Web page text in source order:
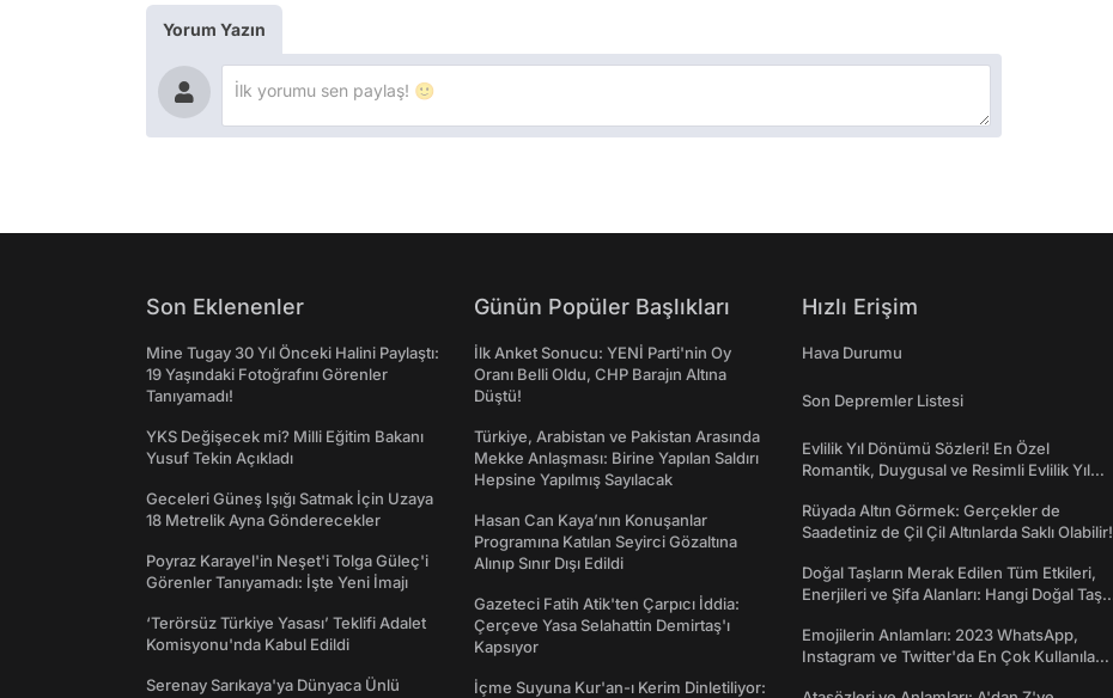
Yorum Yazın
Son Eklenenler
Mine Tugay 30 Yıl Önceki Halini Paylaştı:
19 Yaşındaki Fotoğrafını Görenler
Tanıyamadı!
YKS Değişecek mi? Milli Eğitim Bakanı
Yusuf Tekin Açıkladı
Geceleri Güneş Işığı Satmak İçin Uzaya
18 Metrelik Ayna Gönderecekler
Poyraz Karayel'in Neşet'i Tolga Güleç'i
Görenler Tanıyamadı: İşte Yeni İmajı
‘Terörsüz Türkiye Yasası’ Teklifi Adalet
Komisyonu'nda Kabul Edildi
Serenay Sarıkaya'ya Dünyaca Ünlü
Günün Popüler Başlıkları
İlk Anket Sonucu: YENİ Parti'nin Oy
Oranı Belli Oldu, CHP Barajın Altına
Düştü!
Türkiye, Arabistan ve Pakistan Arasında
Mekke Anlaşması: Birine Yapılan Saldırı
Hepsine Yapılmış Sayılacak
Hasan Can Kaya’nın Konuşanlar
Programına Katılan Seyirci Gözaltına
Alınıp Sınır Dışı Edildi
Gazeteci Fatih Atik'ten Çarpıcı İddia:
Çerçeve Yasa Selahattin Demirtaş'ı
Kapsıyor
İçme Suyuna Kur'an-ı Kerim Dinletiliyor:
Hızlı Erişim
Hava Durumu
Son Depremler Listesi
Evlilik Yıl Dönümü Sözleri! En Özel
Romantik, Duygusal ve Resimli Evlilik Yıl
Rüyada Altın Görmek: Gerçekler de
Saadetiniz de Çil Çil Altınlarda Saklı Olabilir!
Doğal Taşların Merak Edilen Tüm Etkileri,
Enerjileri ve Şifa Alanları: Hangi Doğal Taş
Emojilerin Anlamları: 2023 WhatsApp,
Instagram ve Twitter'da En Çok Kullanılan